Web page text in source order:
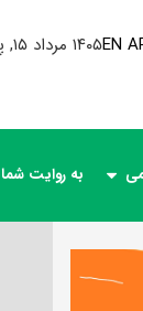
۱۴۰۵ مرداد ۱۵, پنجشنبهEN
به روایت شما